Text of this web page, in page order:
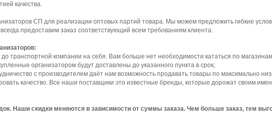
качества.
СП для реализации оптовых партий товара. Мы можем предложить гибкие
предоставим заказ соответствующий всем требованиям клиента.
транспортной компании на себя. Вам больше нет необходимости кататься по
организатором будут доставлены до указанного пункта в срок;
с производителем даёт нам возможность продавать товары по максимально
качество. Все наши поставщики это известные бренды, которые дорожат своим
Наши скидки меняются в зависимости от суммы заказа. Чем больше заказ, тем